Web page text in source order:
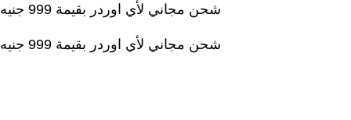
شحن مجاني لأي اوردر بقيمة 999 جنيه
شحن مجاني لأي اوردر بقيمة 999 جنيه